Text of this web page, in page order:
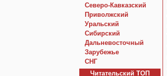
Северо-Кавказский
Приволжский
Уральский
Сибирский
Дальневосточный
Зарубежье
СНГ
Читательский TOП